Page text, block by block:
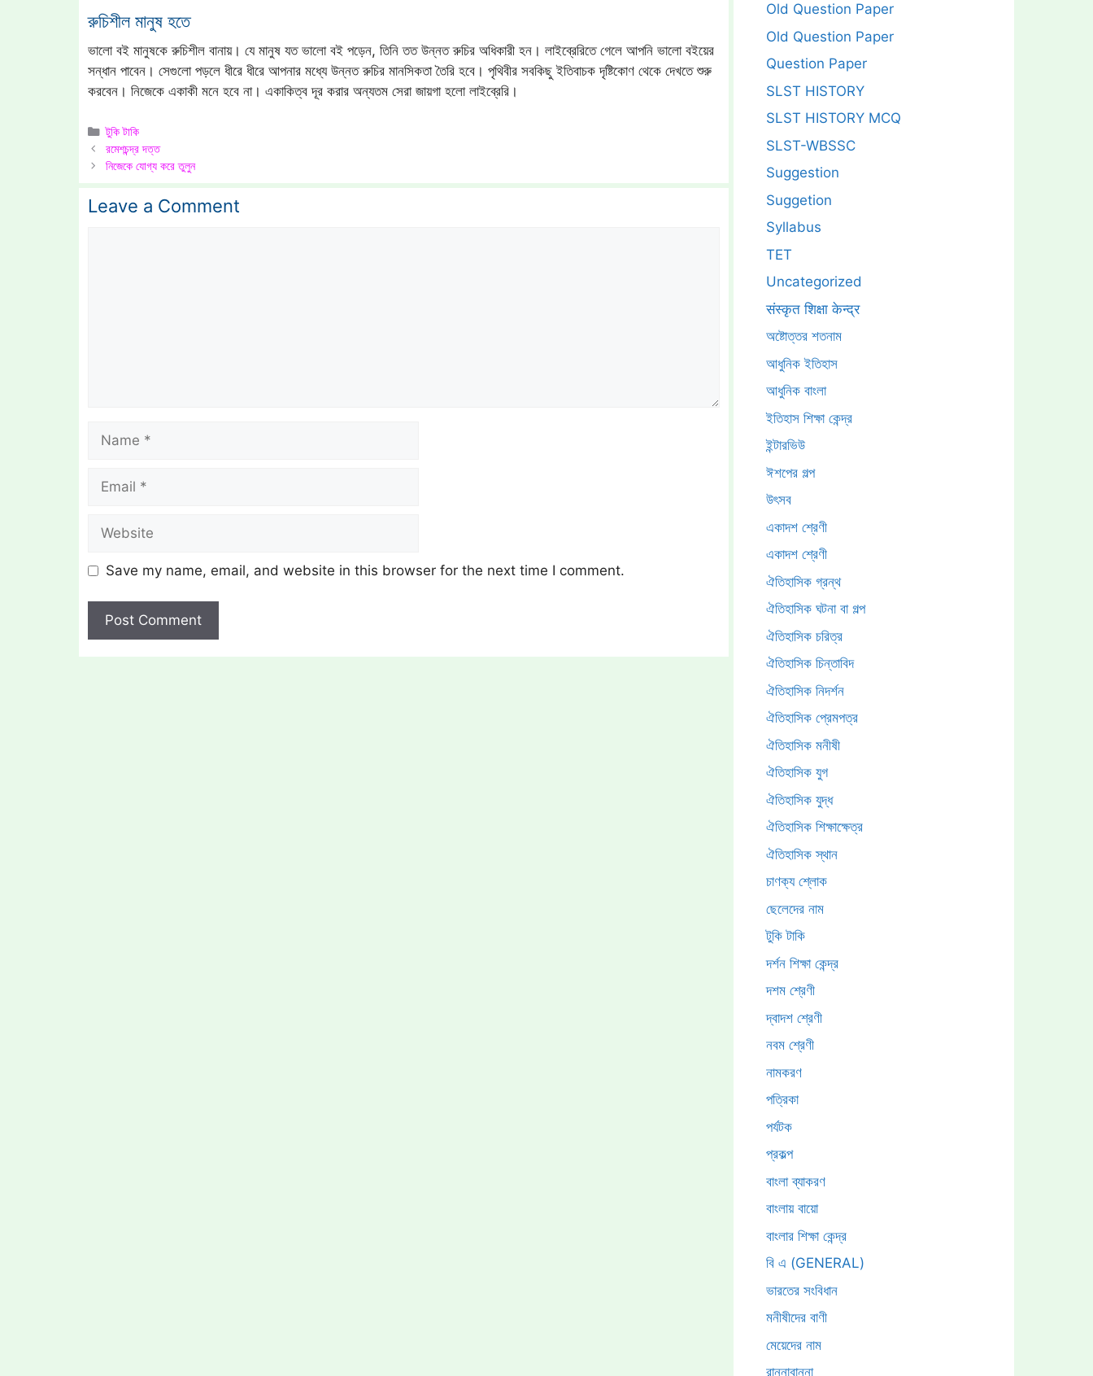
রুচিশীল মানুষ হতে
ভালো বই মানুষকে রুচিশীল বানায়। যে মানুষ যত ভালো বই পড়েন, তিনি তত উন্নত রুচির অধিকারী হন। লাইব্রেরিতে গেলে আপনি ভালো বইয়ের
সন্ধান পাবেন। সেগুলো পড়লে ধীরে ধীরে আপনার মধ্যে উন্নত রুচির মানসিকতা তৈরি হবে। পৃথিবীর সবকিছু ইতিবাচক দৃষ্টিকোণ থেকে দেখতে শুরু
করবেন। নিজেকে একাকী মনে হবে না। একাকিত্ব দূর করার অন্যতম সেরা জায়গা হলো লাইব্রেরি।
Categories
টুকি টাকি
রমেশচন্দ্র দত্ত
নিজেকে যোগ্য করে তুলুন
Leave a Comment
Save my name, email, and website in this browser for the next time I comment.
Old Question Paper
Old Question Paper
Question Paper
SLST HISTORY
SLST HISTORY MCQ
SLST-WBSSC
Suggestion
Suggetion
Syllabus
TET
Uncategorized
संस्कृत शिक्षा केन्द्र
অষ্টোত্তর শতনাম
আধুনিক ইতিহাস
আধুনিক বাংলা
ইতিহাস শিক্ষা কেন্দ্র
ইন্টারভিউ
ঈশপের গল্প
উৎসব
একাদশ শ্রেণী
একাদশ শ্রেণী
ঐতিহাসিক গ্রন্থ
ঐতিহাসিক ঘটনা বা গল্প
ঐতিহাসিক চরিত্র
ঐতিহাসিক চিন্তাবিদ
ঐতিহাসিক নিদর্শন
ঐতিহাসিক প্রেমপত্র
ঐতিহাসিক মনীষী
ঐতিহাসিক যুগ
ঐতিহাসিক যুদ্ধ
ঐতিহাসিক শিক্ষাক্ষেত্র
ঐতিহাসিক স্থান
চাণক্য শ্লোক
ছেলেদের নাম
টুকি টাকি
দর্শন শিক্ষা কেন্দ্র
দশম শ্রেণী
দ্বাদশ শ্রেণী
নবম শ্রেণী
নামকরণ
পত্রিকা
পর্যটক
প্রকল্প
বাংলা ব্যাকরণ
বাংলায় বায়ো
বাংলার শিক্ষা কেন্দ্র
বি এ (GENERAL)
ভারতের সংবিধান
মনীষীদের বাণী
মেয়েদের নাম
রান্নাবান্না